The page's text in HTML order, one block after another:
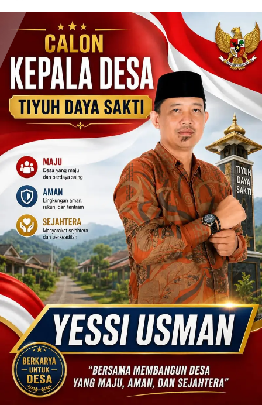
lokal
dan
dinamis,
memiliki
kisaran
harga
iklan
yang
relatif
lebih
murah
dari
Koran
maupun
media
siber
lainnya,
desain
Koran
dan
media
siber
lebih
eksklusif,
bergaya
trendi,
mengandung
unsur
edukasi,
gaya
hidup,
hiburan,